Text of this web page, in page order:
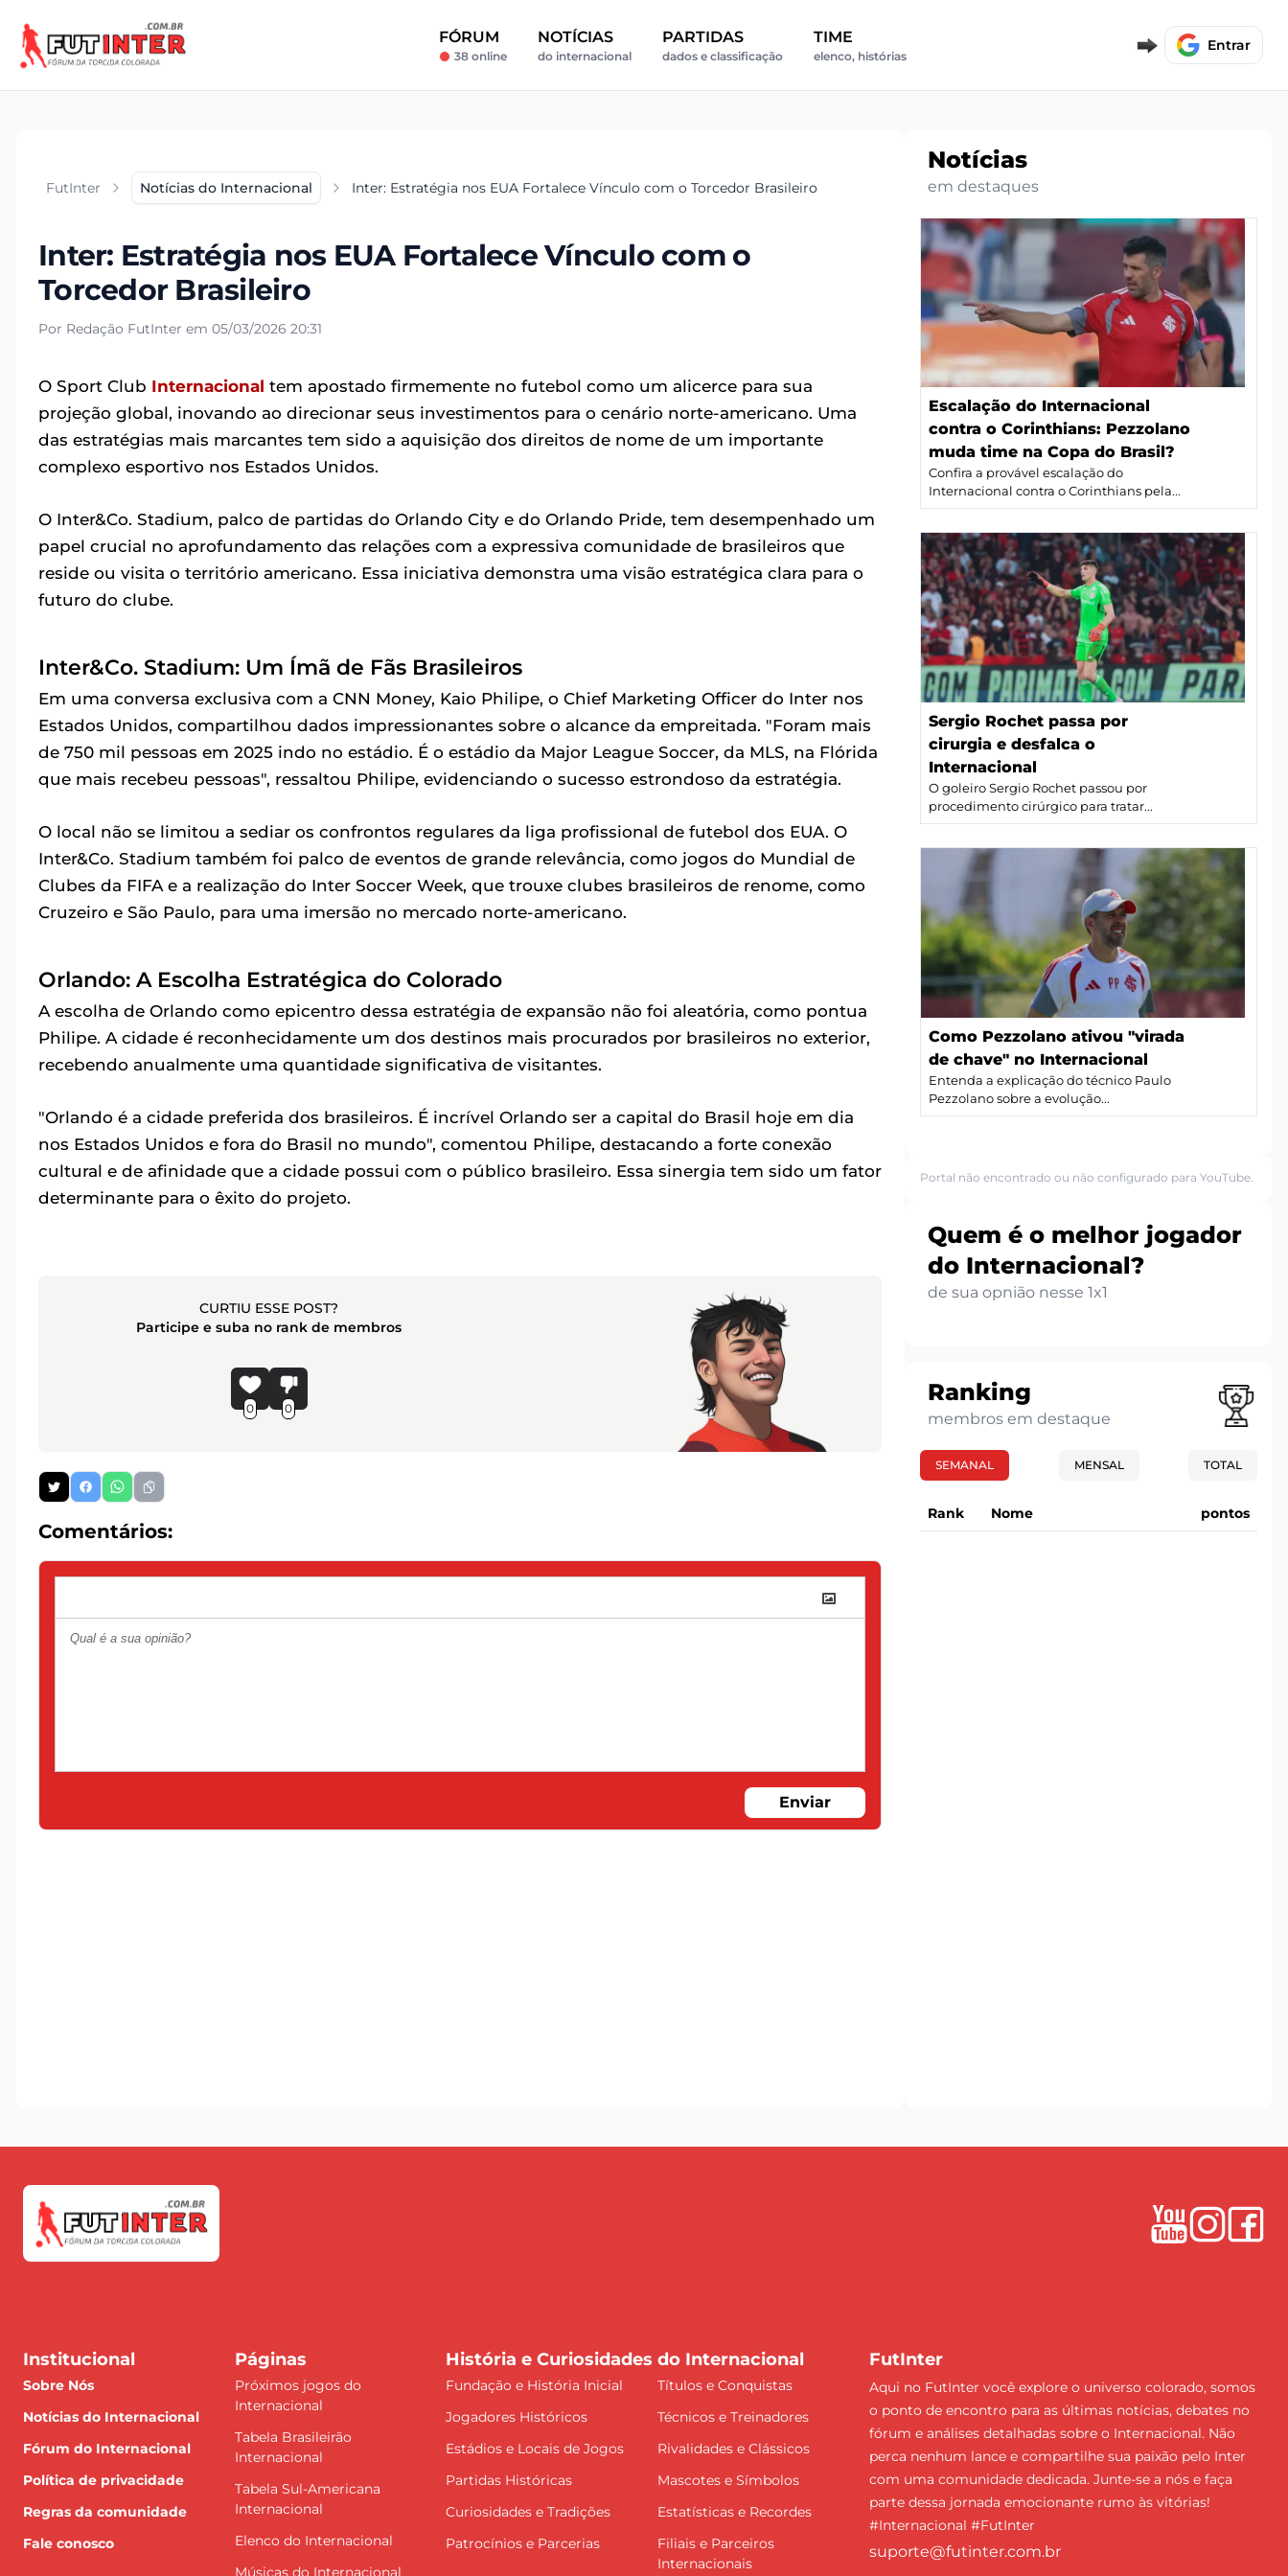
FÓRUM
38 online
NOTÍCIAS
do internacional
PARTIDAS
dados e classificação
TIME
elenco, histórias
Entrar
FutInter Notícias do Internacional Inter: Estratégia nos EUA Fortalece Vínculo com o Torcedor Brasileiro
Inter: Estratégia nos EUA Fortalece Vínculo com o
Torcedor Brasileiro
Por Redação FutInter em 05/03/2026 20:31
O Sport Club Internacional tem apostado firmemente no futebol como um alicerce para sua
projeção global, inovando ao direcionar seus investimentos para o cenário norte-americano. Uma
das estratégias mais marcantes tem sido a aquisição dos direitos de nome de um importante
complexo esportivo nos Estados Unidos.
O Inter&Co. Stadium, palco de partidas do Orlando City e do Orlando Pride, tem desempenhado um
papel crucial no aprofundamento das relações com a expressiva comunidade de brasileiros que
reside ou visita o território americano. Essa iniciativa demonstra uma visão estratégica clara para o
futuro do clube.
Inter&Co. Stadium: Um Ímã de Fãs Brasileiros
Em uma conversa exclusiva com a CNN Money, Kaio Philipe, o Chief Marketing Officer do Inter nos
Estados Unidos, compartilhou dados impressionantes sobre o alcance da empreitada. "Foram mais
de 750 mil pessoas em 2025 indo no estádio. É o estádio da Major League Soccer, da MLS, na Flórida
que mais recebeu pessoas", ressaltou Philipe, evidenciando o sucesso estrondoso da estratégia.
O local não se limitou a sediar os confrontos regulares da liga profissional de futebol dos EUA. O
Inter&Co. Stadium também foi palco de eventos de grande relevância, como jogos do Mundial de
Clubes da FIFA e a realização do Inter Soccer Week, que trouxe clubes brasileiros de renome, como
Cruzeiro e São Paulo, para uma imersão no mercado norte-americano.
Orlando: A Escolha Estratégica do Colorado
A escolha de Orlando como epicentro dessa estratégia de expansão não foi aleatória, como pontua
Philipe. A cidade é reconhecidamente um dos destinos mais procurados por brasileiros no exterior,
recebendo anualmente uma quantidade significativa de visitantes.
"Orlando é a cidade preferida dos brasileiros. É incrível Orlando ser a capital do Brasil hoje em dia
nos Estados Unidos e fora do Brasil no mundo", comentou Philipe, destacando a forte conexão
cultural e de afinidade que a cidade possui com o público brasileiro. Essa sinergia tem sido um fator
determinante para o êxito do projeto.
CURTIU ESSE POST?
Participe e suba no rank de membros
0 0
Comentários:
Enviar
Notícias
em destaques
Escalação do Internacional
contra o Corinthians: Pezzolano
muda time na Copa do Brasil?
Confira a provável escalação do
Internacional contra o Corinthians pela...
Sergio Rochet passa por
cirurgia e desfalca o
Internacional
O goleiro Sergio Rochet passou por
procedimento cirúrgico para tratar...
Como Pezzolano ativou "virada
de chave" no Internacional
Entenda a explicação do técnico Paulo
Pezzolano sobre a evolução...
Portal não encontrado ou não configurado para YouTube.
Quem é o melhor jogador
do Internacional?
de sua opnião nesse 1x1
Ranking
membros em destaque
SEMANAL MENSAL TOTAL
Rank Nome pontos
Institucional
Sobre Nós
Notícias do Internacional
Fórum do Internacional
Política de privacidade
Regras da comunidade
Fale conosco
Páginas
Próximos jogos do
Internacional
Tabela Brasileirão
Internacional
Tabela Sul-Americana
Internacional
Elenco do Internacional
Músicas do Internacional
História e Curiosidades do Internacional
Fundação e História Inicial
Títulos e Conquistas
Jogadores Históricos
Técnicos e Treinadores
Estádios e Locais de Jogos
Rivalidades e Clássicos
Partidas Históricas
Mascotes e Símbolos
Curiosidades e Tradições
Estatísticas e Recordes
Patrocínios e Parcerias
Filiais e Parceiros
Internacionais
FutInter
Aqui no FutInter você explore o universo colorado, somos
o ponto de encontro para as últimas notícias, debates no
fórum e análises detalhadas sobre o Internacional. Não
perca nenhum lance e compartilhe sua paixão pelo Inter
com uma comunidade dedicada. Junte-se a nós e faça
parte dessa jornada emocionante rumo às vitórias!
#Internacional #FutInter
suporte@futinter.com.br